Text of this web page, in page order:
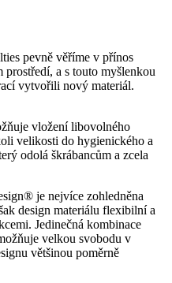
pevně věříme v přínos
a s touto myšlenkou
vytvořili nový materiál.
vložení libovolného
velikosti do hygienického a
odolá škrábancům a zcela
je nejvíce zohledněna
design materiálu flexibilní a
Jedinečná kombinace
velkou svobodu v
většinou poměrně